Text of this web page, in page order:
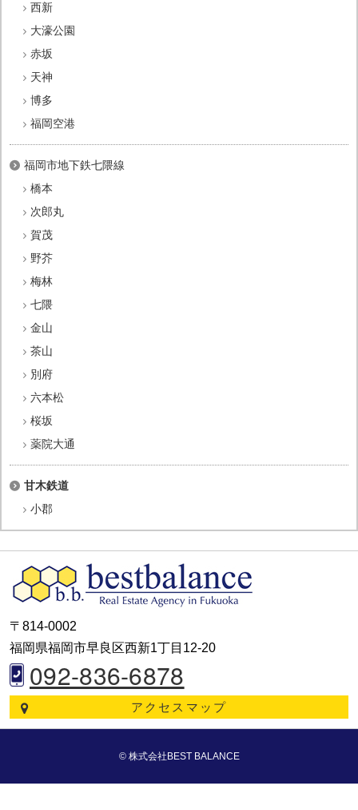
西新
大濠公園
赤坂
天神
博多
福岡空港
福岡市地下鉄七隈線
橋本
次郎丸
賀茂
野芥
梅林
七隈
金山
茶山
別府
六本松
桜坂
薬院大通
甘木鉄道
小郡
〒814-0002
福岡県福岡市早良区西新1丁目12-20
092-836-6878
アクセスマップ
© 株式会社BEST BALANCE